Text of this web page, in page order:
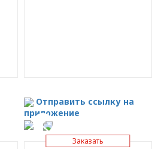
Отправить ссылку на
приложение
Заказать